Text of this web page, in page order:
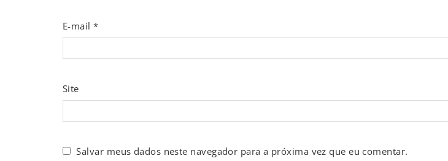
E-mail*
Site
Salvar meus dados neste navegador para a próxima vez que eu comentar.